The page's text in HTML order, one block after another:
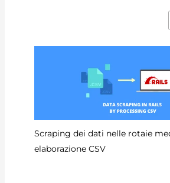
Scraping dei dati nelle rotaie
elaborazione CSV